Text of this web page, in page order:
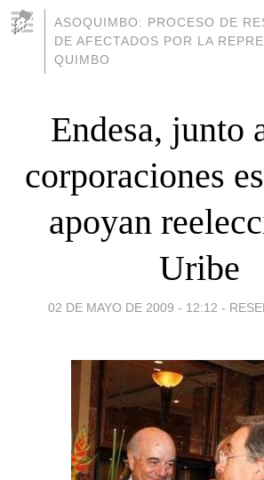
ASOQUIMBO: PROCESO DE
DE AFECTADOS POR LA
QUIMBO
Endesa, junto
corporaciones
apoyan
Uribe
02 DE MAYO DE 2009 - 12:12 -